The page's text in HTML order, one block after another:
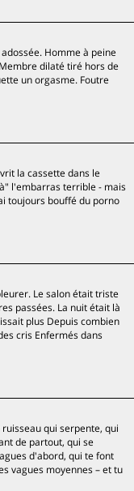
Homme à peine
dilaté tiré hors de
un orgasme. Foutre
la cassette dans le
l'embarras terrible - mais
toujours bouffé du porno
Le salon était triste
passées. La nuit était là
plus Depuis combien
cris Enfermés dans
qui serpente, qui
de partout, qui se
d'abord, qui te font
vagues moyennes – et tu